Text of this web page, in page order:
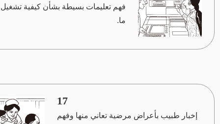
فهم تعليمات بسيطة بشأن كيفية
ما.
17
إخبار طبيب بأعراض مرضية تعاني منها وفهم